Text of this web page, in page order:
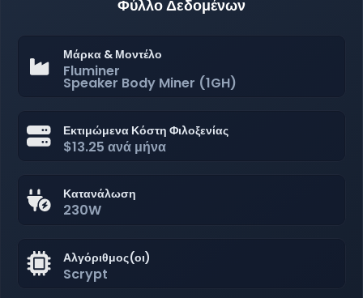
Φύλλο Δεδομένων
Μάρκα & Μοντέλο
Fluminer
Speaker Body Miner (1GH)
Εκτιμώμενα Κόστη Φιλοξενίας
$13.25 ανά μήνα
Κατανάλωση
230W
Αλγόριθμος(οι)
Scrypt